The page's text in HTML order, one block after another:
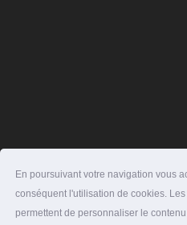
En poursuivant votre navigation vous
conséquent l'utilisation de cookies.
permettent de personnaliser le